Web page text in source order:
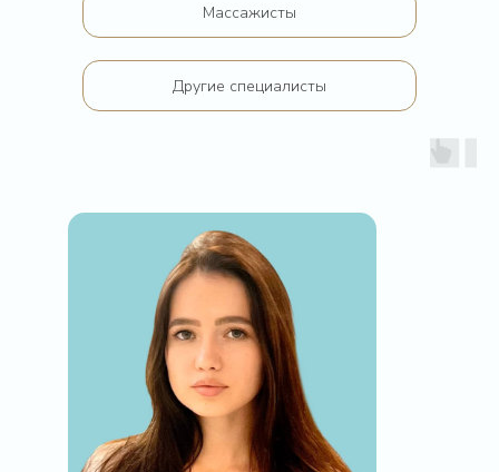
Другие специалисты
Массажисты
+7
Отзывы